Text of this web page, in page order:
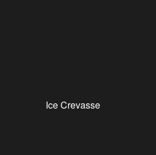
Ice Crevasse